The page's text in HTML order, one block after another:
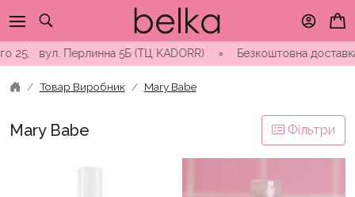
to
content
Перлинна 5Б (ТЦ KADORR) ∘ Безкоштовна доставка від
Товар Виробник Mary Babe
Mary Babe Фільтри